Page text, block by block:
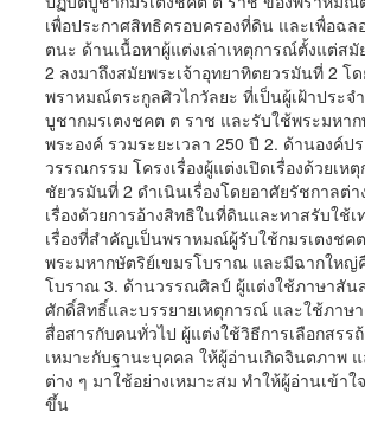
เพื่อประกาศสิทธิครอบครองที่ดิน และเพื่อฉล
ตนะ ด้านเนื้อหาผู้แต่งเล่าเหตุการณ์ตั้งแต่สมั
2 ลงมาถึงสมัยพระเจ้าอุทยาทิตยวรมันที่ 2 โ
พราหมณ์ตระกูลศิวไกวัลยะ ที่เป็นผู้เฝ้าประจ
บูชากมรเตงชคต ต ราช และรับใช้พระมหา
พระองค์ รวมระยะเวลา 250 ปี 2. ด้านองค์ป
วรรณกรรม โครงเรื่องผู้แต่งเปิดเรื่องด้วยเห
ชัยวรมันที่ 2 ดำเนินเรื่องโดยอาศัยรัชกาลต่
เรื่องด้วยการอ้างสิทธิในที่ดินและทาสรับใช้
เรื่องที่สำคัญเป็นพราหมณ์ผู้รับใช้กมรเตงชค
พระมหากษัตริย์เขมรโบราณ และมีฉากใหญ่
โบราณ 3. ด้านวรรณศิลป์ ผู้แต่งใช้ภาษาสัน
ศักดิ์สิทธิ์และบรรยายเหตุการณ์ และใช้ภาษ
สื่อสารกับคนทั่วไป ผู้แต่งใช้วิธีการเลือกสรร
เหมาะกับฐานะบุคคล ให้ผู้อ่านเกิดจินตภาพ
ต่าง ๆ มาใช้อย่างเหมาะสม ทำให้ผู้อ่านเข้าใ
ขึ้น